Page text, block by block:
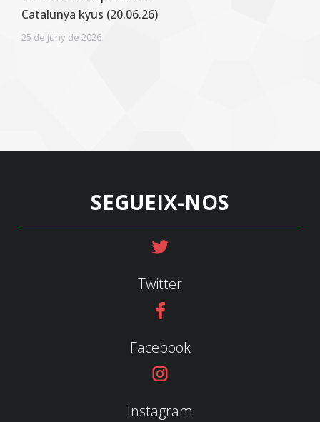
Catalunya kyus (20.06.26)
25 de juny de 2026
SEGUEIX-NOS
Twitter
Facebook
Instagram